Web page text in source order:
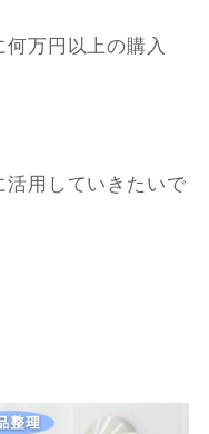
万円以上の購入
活用していきたいで